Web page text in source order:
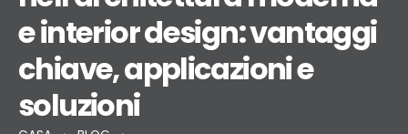
e interior design: vantaggi
chiave, applicazioni e
soluzioni